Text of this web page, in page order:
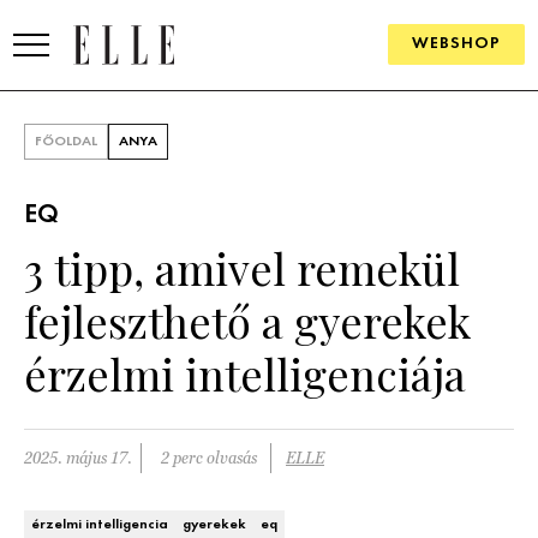
WEBSHOP
SZÉPSÉG
KULTÚRA
ÉLETMÓD
PÁRKAPCSOLAT
FŐOLDAL ANYA
EQ
3 tipp, amivel remekül
fejleszthető a gyerekek
érzelmi intelligenciája
2025. május 17. 2 perc olvasás ELLE
érzelmi intelligencia gyerekek eq